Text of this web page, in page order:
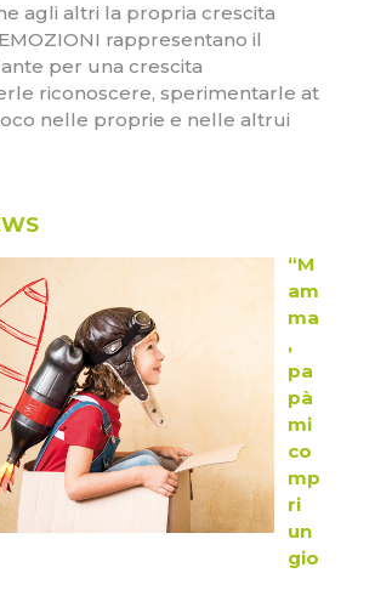
agli altri la propria crescita
rappresentano il
per una crescita
riconoscere, sperimentarle at
nelle proprie e nelle altrui
“M
am
ma
,
pa
pà
mi
co
mp
ri
un
gio